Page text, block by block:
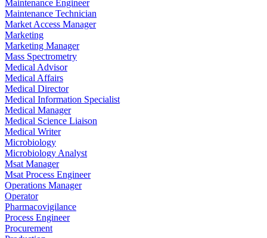
Maintenance Engineer
Maintenance Technician
Market Access Manager
Marketing
Marketing Manager
Mass Spectrometry
Medical Advisor
Medical Affairs
Medical Director
Medical Information Specialist
Medical Manager
Medical Science Liaison
Medical Writer
Microbiology
Microbiology Analyst
Msat Manager
Msat Process Engineer
Operations Manager
Operator
Pharmacovigilance
Process Engineer
Procurement